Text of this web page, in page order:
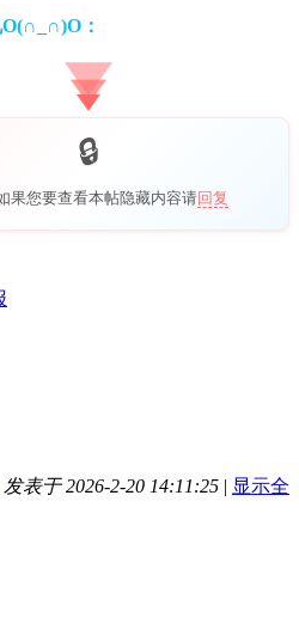
：
果您要查看本帖隐藏内容请回复
发表于 2026-2-20 14:11:25 | 显示全